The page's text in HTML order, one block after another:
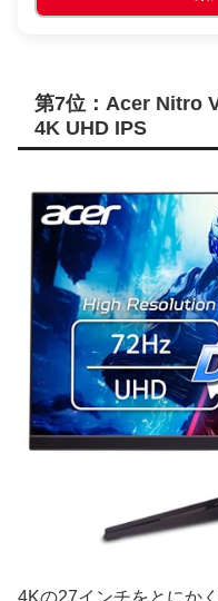
第7位：Acer Nitro
4K UHD IPS